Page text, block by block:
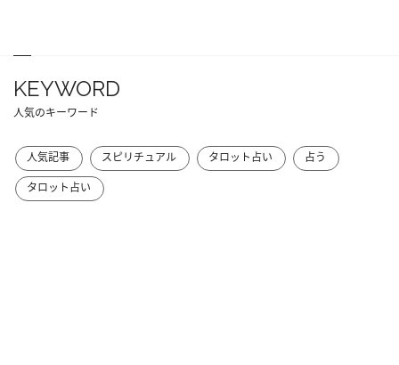
KEYWORD
人気のキーワード
人気記事 スピリチュアル タロット占い
占う
タロット占い